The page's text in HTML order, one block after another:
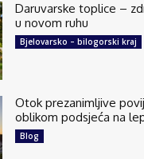
Daruvarske toplice –
u novom ruhu
Bjelovarsko – bilogorski kraj
Otok prezanimljive
oblikom podsjeća na
Blog